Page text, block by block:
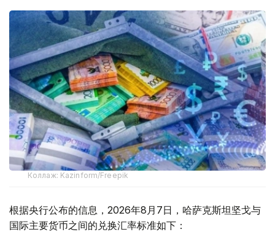
Коллаж: Kazinform/Freepik
根据央行公布的信息，2026年8月7日，哈萨克斯坦坚戈与
国际主要货币之间的兑换汇率标准如下：